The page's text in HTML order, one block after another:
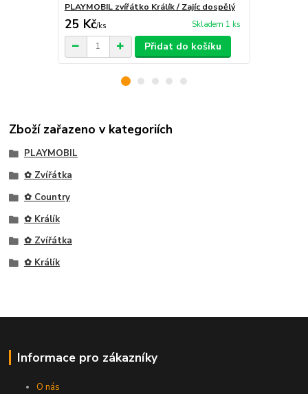
PLAYMOBIL zvířátko Králík / Zajíc dospělý
25 Kč/ks Skladem 1 ks
Přidat do košíku
Zboží zařazeno v kategoriích
PLAYMOBIL
✿ Zvířátka
✿ Country
✿ Králík
✿ Zvířátka
✿ Králík
Informace pro zákazníky
O nás